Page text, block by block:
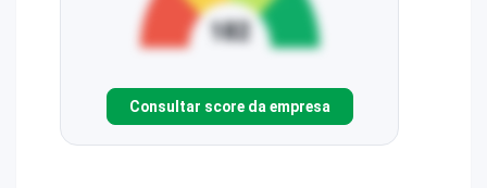
Consultar score da empresa